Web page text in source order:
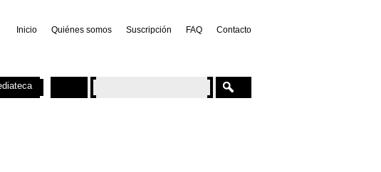
Inicio Quiénes somos Suscripción FAQ Contacto